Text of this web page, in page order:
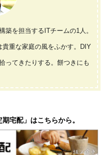
築を担当するITチームの1人。
重な家庭の風をふかす。DIY
ってきたりする。餅つきにも
宅配」はこちらから。